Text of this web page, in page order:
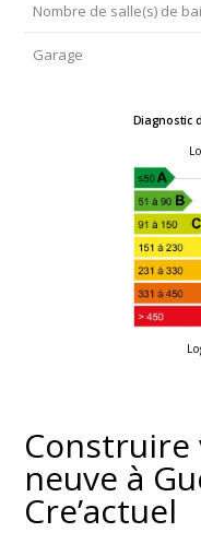
Nombre de salle(s) de
Garage
Diagnostic
Construire
neuve à
Cre’actuel